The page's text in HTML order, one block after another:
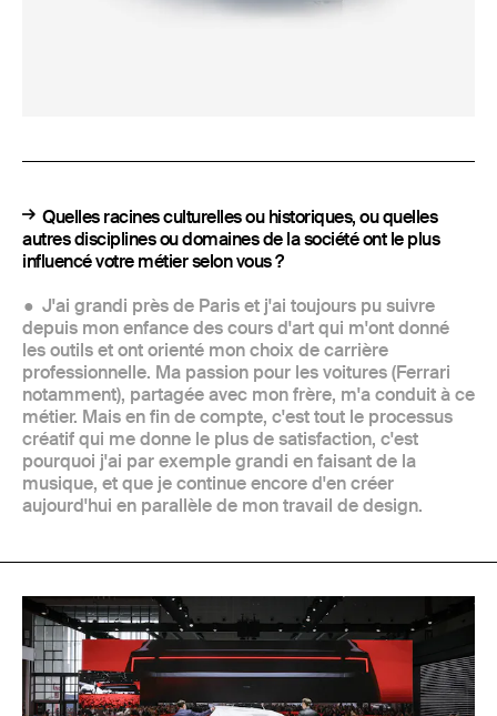
Quelles racines culturelles ou historiques, ou quelles
autres disciplines ou domaines de la société ont le plus
influencé votre métier selon vous ?
J'ai grandi près de Paris et j'ai toujours pu suivre
depuis mon enfance des cours d'art qui m'ont donné
les outils et ont orienté mon choix de carrière
professionnelle. Ma passion pour les voitures (Ferrari
notamment), partagée avec mon frère, m'a conduit à ce
métier. Mais en fin de compte, c'est tout le processus
créatif qui me donne le plus de satisfaction, c'est
pourquoi j'ai par exemple grandi en faisant de la
musique, et que je continue encore d'en créer
aujourd'hui en parallèle de mon travail de design.